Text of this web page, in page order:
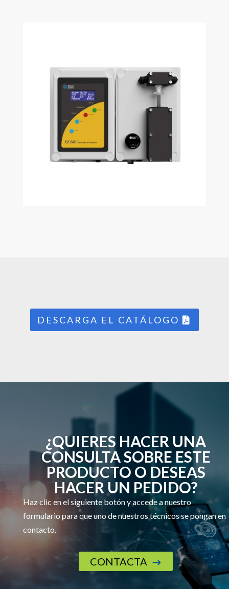
DESCARGA EL CATÁLOGO
¿QUIERES HACER UNA
CONSULTA SOBRE ESTE
PRODUCTO O DESEAS
HACER UN PEDIDO?
Haz clic en el siguiente botón y accede a nuestro
formulario para que uno de nuestros técnicos se pongan en
contacto.
CONTACTA $